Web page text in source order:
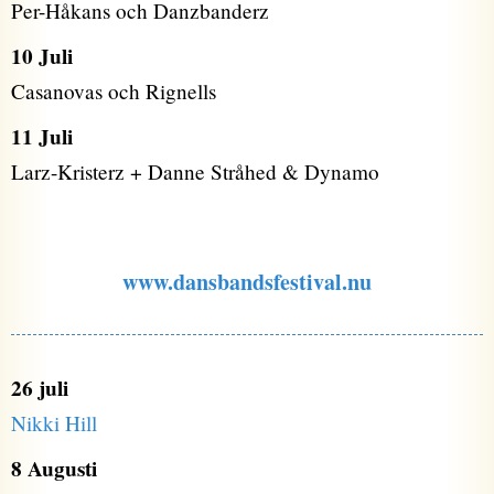
Per-Håkans och Danzbanderz
10 Juli
Casanovas och Rignells
11 Juli
Larz-Kristerz + Danne Stråhed & Dynamo
www.dansbandsfestival.nu
26 juli
Nikki Hill
8 Augusti